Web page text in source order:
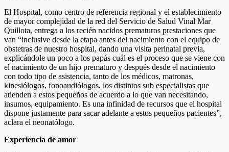
El Hospital, como centro de referencia regional y el establecimiento
de mayor complejidad de la red del Servicio de Salud Vinal Mar
Quillota, entrega a los recién nacidos prematuros prestaciones que
van “inclusive desde la etapa antes del nacimiento con el equipo de
obstetras de nuestro hospital, dando una visita perinatal previa,
explicándole un poco a los papás cuál es el proceso que se viene con
el nacimiento de un hijo prematuro y después desde el nacimiento
con todo tipo de asistencia, tanto de los médicos, matronas,
kinesiólogos, fonoaudiólogos, los distintos sub especialistas que
atienden a estos pequeños de acuerdo a lo que van necesitando,
insumos, equipamiento. Es una infinidad de recursos que el hospital
dispone justamente para sacar adelante a estos pequeños pacientes”,
aclara el neonatólogo.
Experiencia de amor